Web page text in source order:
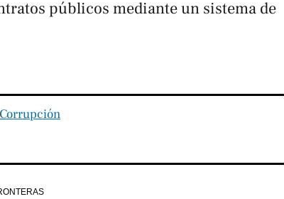
públicos mediante un sistema de
Corrupción